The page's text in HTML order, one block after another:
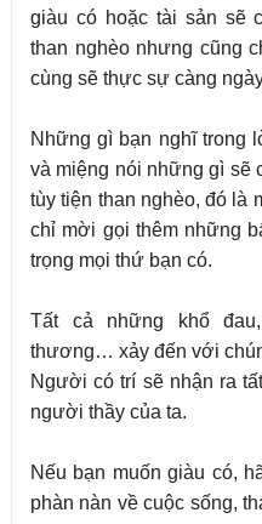
giàu cóhoặc tài sản sẽ
than nghèo nhưng cũng
cùng sẽ thực sự càng
Những gì bạn nghĩ trong
và miệng nói những gì sẽ
tùy tiện than nghèo, đó là
chỉ mời gọi thêm những
trọng mọi thứ bạn có.
Tất cả những khổ
thương… xảy đến với
Người có trí sẽ nhận ra
người thầy của ta.
Nếu bạn muốn giàu có,
phàn nàn về cuộc sống,